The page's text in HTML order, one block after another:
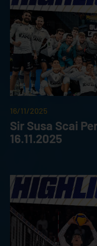
16/11/2025
Sir Susa Scai
16.11.2025